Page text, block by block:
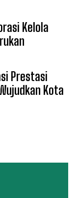
Kelola
Prestasi
Kota